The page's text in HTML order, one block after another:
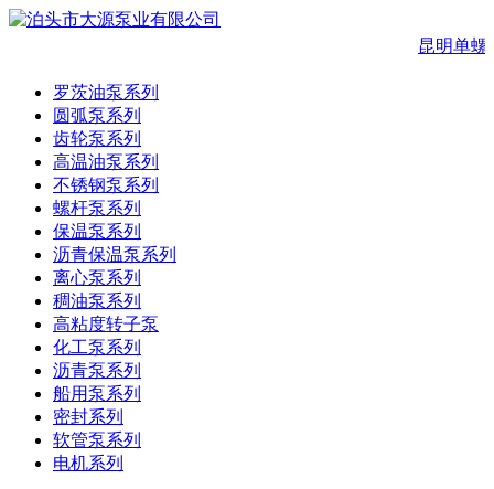
昆明单螺
罗茨油泵系列
圆弧泵系列
齿轮泵系列
高温油泵系列
不锈钢泵系列
螺杆泵系列
保温泵系列
沥青保温泵系列
离心泵系列
稠油泵系列
高粘度转子泵
化工泵系列
沥青泵系列
船用泵系列
密封系列
软管泵系列
电机系列